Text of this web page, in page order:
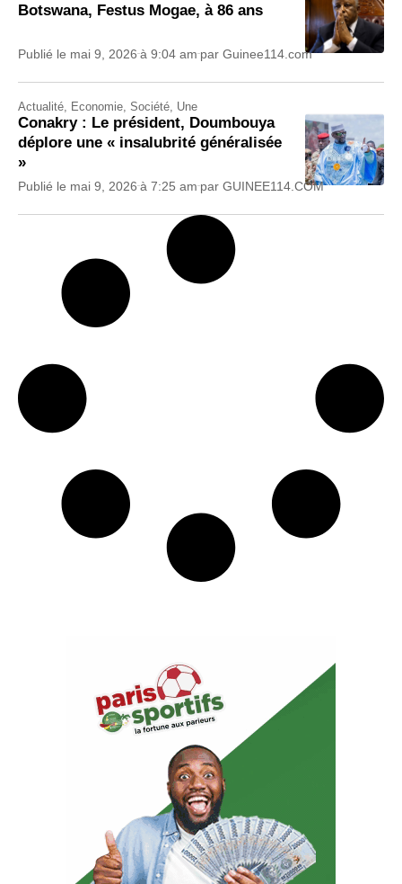
Botswana, Festus Mogae, à 86 ans
Publié le mai 9, 2026 à 9:04 am par Guinee114.com
Actualité Economie Société Une
Conakry : Le président, Doumbouya
déplore une « insalubrité généralisée
»
Publié le mai 9, 2026 à 7:25 am par GUINEE114.COM